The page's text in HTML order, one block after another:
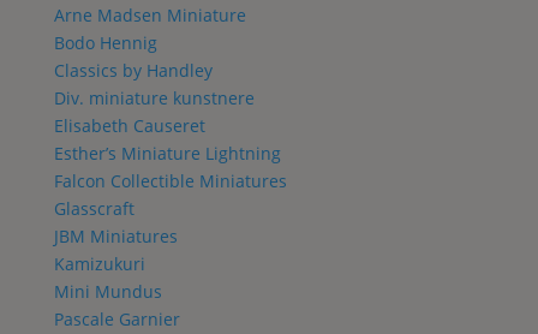
Arne Madsen Miniature
Bodo Hennig
Classics by Handley
Div. miniature kunstnere
Elisabeth Causeret
Esther’s Miniature Lightning
Falcon Collectible Miniatures
Glasscraft
JBM Miniatures
Kamizukuri
Mini Mundus
Pascale Garnier